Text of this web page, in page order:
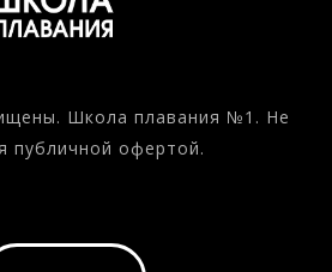
Школа плавания №1. Не
публичной офертой.